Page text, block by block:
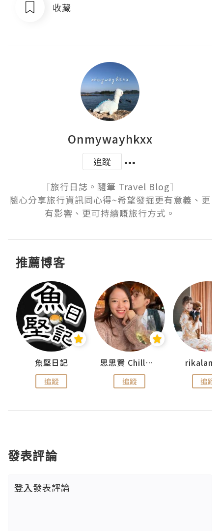
收藏
Onmywayhkxx
追蹤
［旅行日誌。隨筆 Travel Blog］
隨心分享旅行資訊同心得~希望發掘更有意義、更
有影響、更可持續嘅旅行方式。
推薦博客
魚堅日記
追蹤
思思賢 ChillMyBabe
追蹤 追蹤
發表評論
登入發表評論